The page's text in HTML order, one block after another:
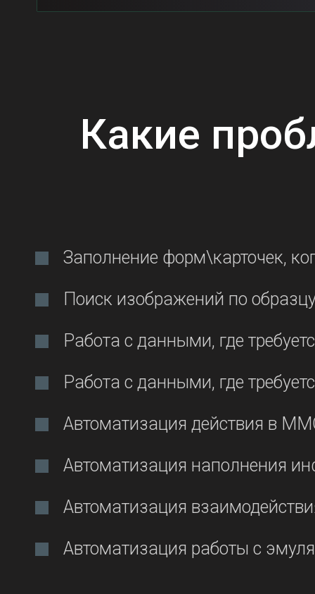
Какие
Заполнение форм\карточек,
Поиск изображений по
Работа с данными, где
Работа с данными, где
Автоматизация действия в
Автоматизация наполнения
Автоматизация
Автоматизация работы с